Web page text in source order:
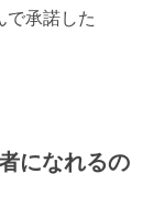
で承諾した
になれるの